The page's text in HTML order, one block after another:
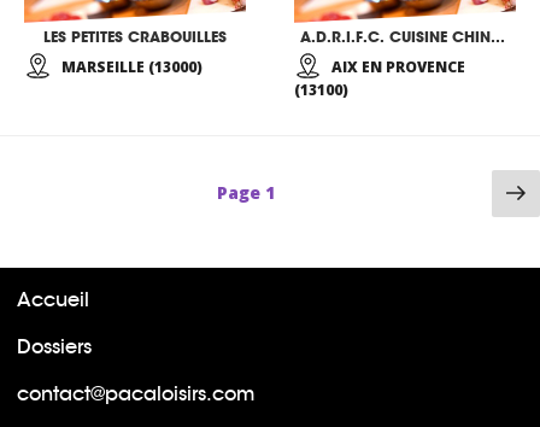
LES PETITES CRABOUILLES
MARSEILLE (13000)
A.D.R.I.F.C. CUISINE CHINOISE
AIX EN PROVENCE
(13100)
Page 1
Accueil
Dossiers
contact@pacaloisirs.com